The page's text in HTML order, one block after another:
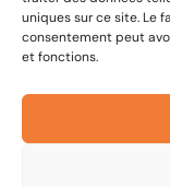
uniques sur ce site. Le
consentement peut
et fonctions.